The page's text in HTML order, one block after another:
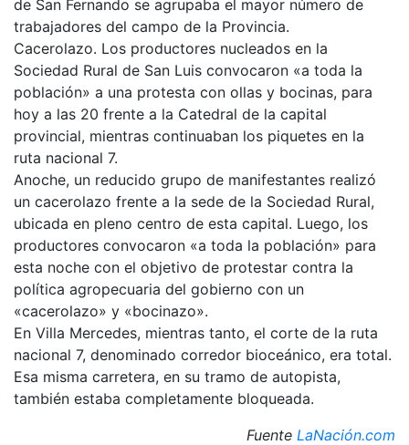
de San Fernando se agrupaba el mayor número de
trabajadores del campo de la Provincia.
Cacerolazo. Los productores nucleados en la
Sociedad Rural de San Luis convocaron «a toda la
población» a una protesta con ollas y bocinas, para
hoy a las 20 frente a la Catedral de la capital
provincial, mientras continuaban los piquetes en la
ruta nacional 7.
Anoche, un reducido grupo de manifestantes realizó
un cacerolazo frente a la sede de la Sociedad Rural,
ubicada en pleno centro de esta capital. Luego, los
productores convocaron «a toda la población» para
esta noche con el objetivo de protestar contra la
política agropecuaria del gobierno con un
«cacerolazo» y «bocinazo».
En Villa Mercedes, mientras tanto, el corte de la ruta
nacional 7, denominado corredor bioceánico, era total.
Esa misma carretera, en su tramo de autopista,
también estaba completamente bloqueada.
Fuente LaNación.com